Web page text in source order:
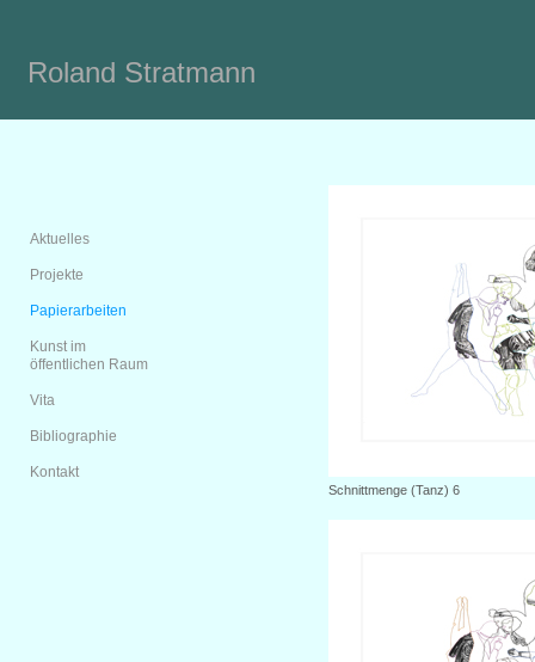
Roland Stratmann
Aktuelles
Projekte
Papierarbeiten
Kunst im
öffentlichen Raum
Vita
Bibliographie
Kontakt
Schnittmenge (Tanz) 6